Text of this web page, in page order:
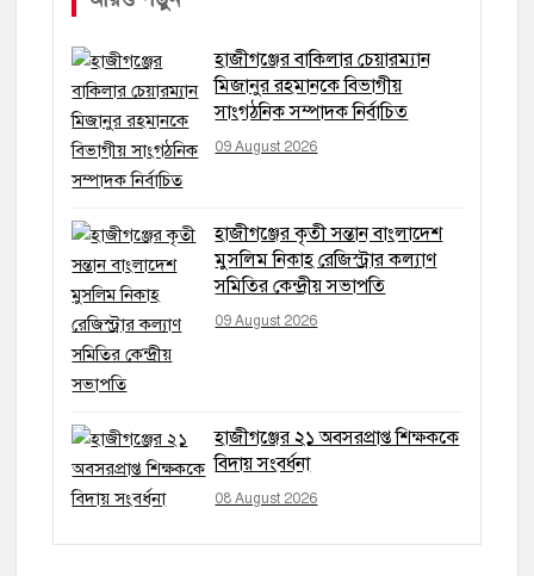
হাজীগঞ্জের বাকিলার চেয়ারম্যান
মিজানুর রহমানকে বিভাগীয়
সাংগঠনিক সম্পাদক নির্বাচিত
09 August 2026
হাজীগঞ্জের কৃতী সন্তান বাংলাদেশ
মুসলিম নিকাহ রেজিস্ট্রার কল্যাণ
সমিতির কেন্দ্রীয় সভাপতি
09 August 2026
হাজীগঞ্জের ২১ অবসরপ্রাপ্ত শিক্ষককে
বিদায় সংবর্ধনা
08 August 2026